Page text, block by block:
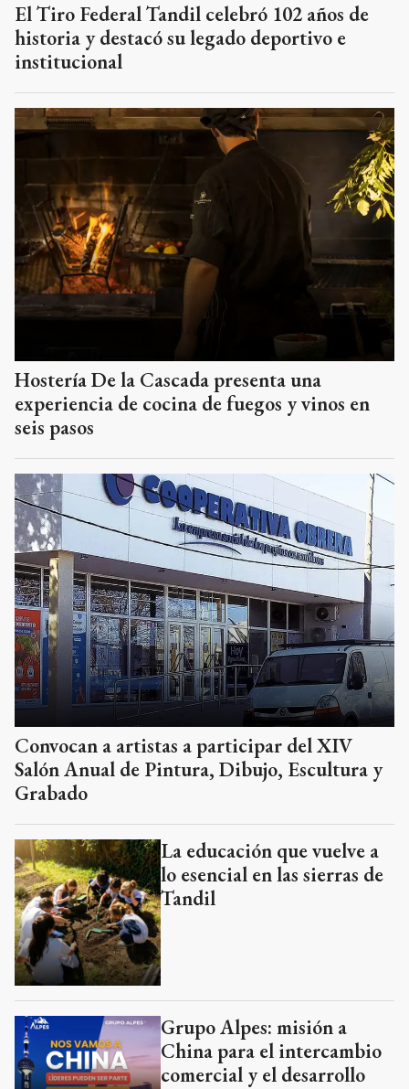
El Tiro Federal Tandil celebró 102 años de
historia y destacó su legado deportivo e
institucional
Hostería De la Cascada presenta una
experiencia de cocina de fuegos y vinos en
seis pasos
Convocan a artistas a participar del XIV
Salón Anual de Pintura, Dibujo, Escultura y
Grabado
La educación que vuelve a
lo esencial en las sierras de
Tandil
Grupo Alpes: misión a
China para el intercambio
comercial y el desarrollo